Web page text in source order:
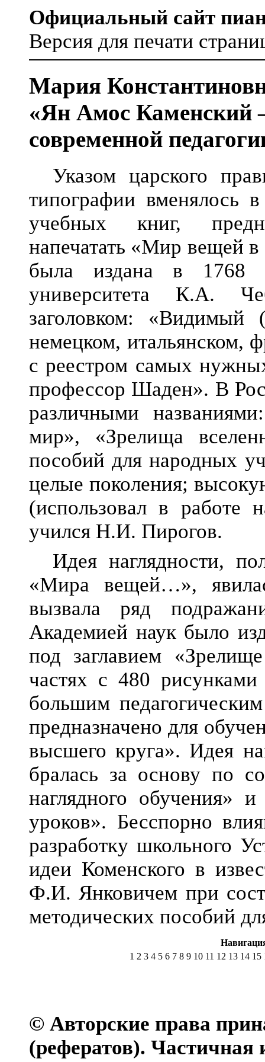
Официальный сайт
Версия для печати
Мария
«Ян Амос Каменский
современной
Указом царского
типографии вменялось
учебных книг,
напечатать «Мир вещей в
была издана в 1768
университета К.А.
заголовком: «Видимый
немецком, итальянском,
с реестром самых
профессор Шаден». В
различными
мир», «Зрелища
пособий для народных
целые поколения;
(использовал в
учился Н.И. Пирогов.
Идея наглядности,
«Мира вещей…»,
вызвала ряд
Академией наук было
под заглавием
частях с 480
большим
предназначено для
высшего круга». Идея
бралась за основу по
наглядного обучения»
уроков». Бесспорно
разработку школьного
идеи Коменского в
Ф.И. Янковичем при
методических пособий
1 2 3 4 5 6 7 8 9 10 11 12 13 14 15
© Авторские права
(рефератов). Частичная